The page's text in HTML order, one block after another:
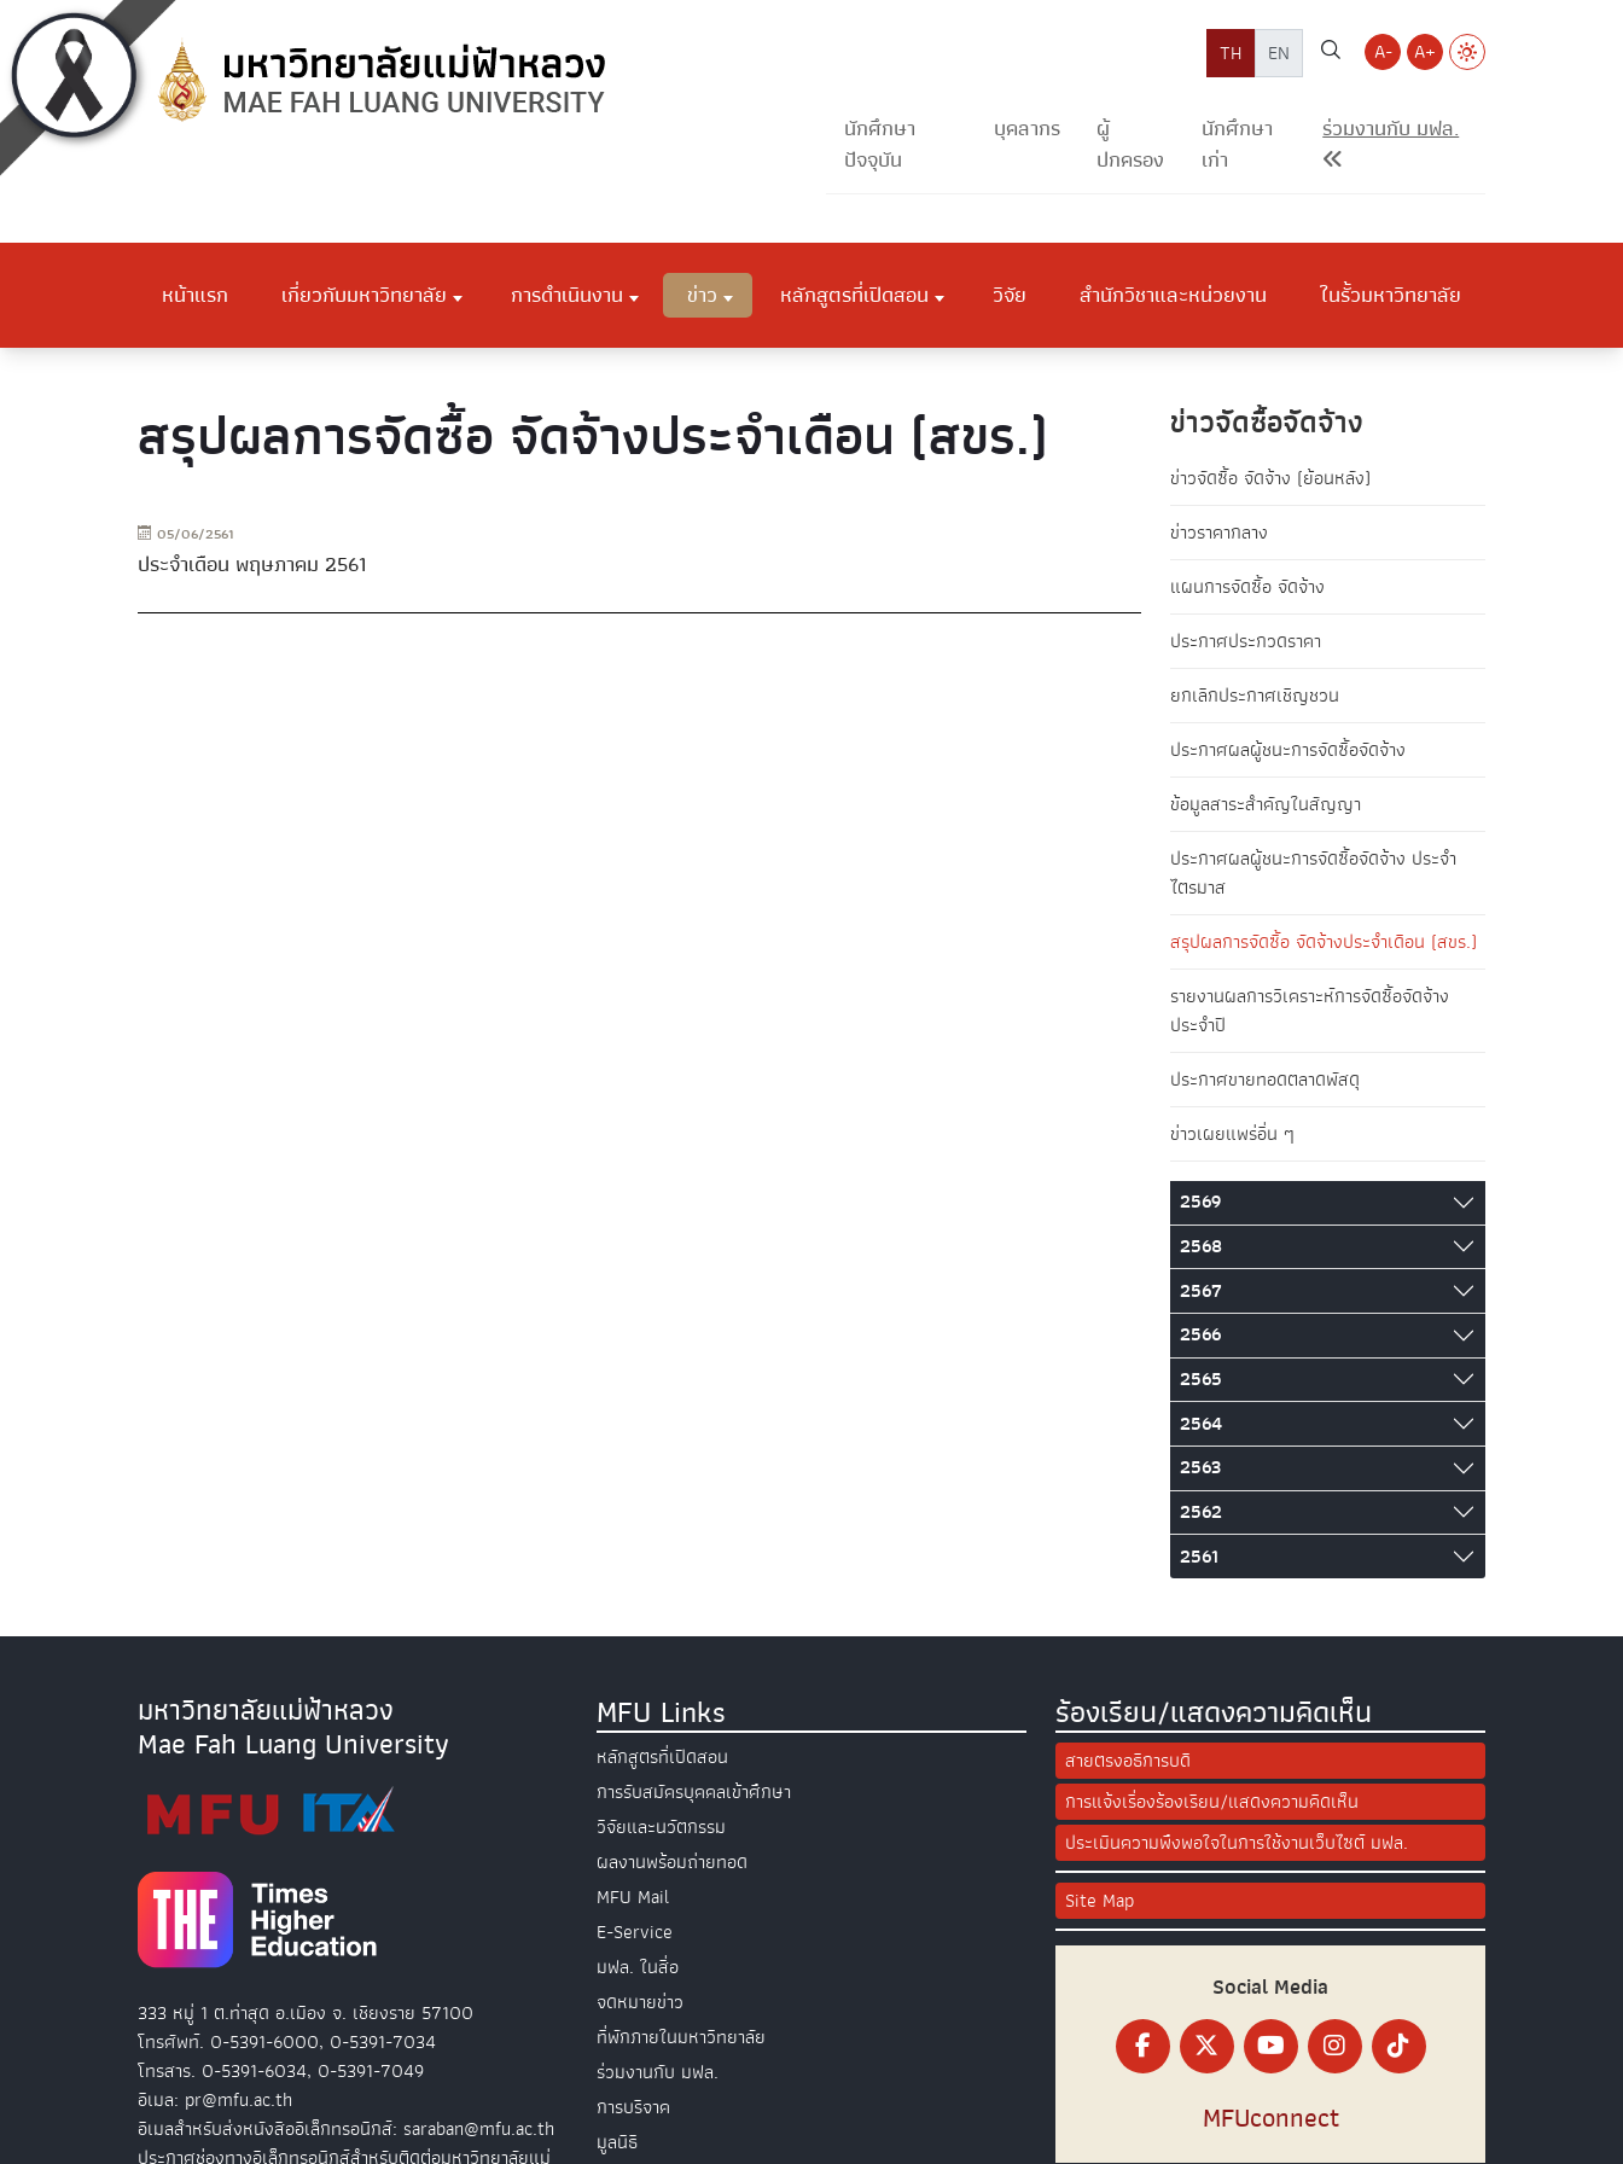
TH EN A- A+
นักศึกษา
ปัจจุบัน
บุคลากร
ผู้
ปกครอง
นักศึกษา
เก่า
ร่วมงานกับ มฟล.
หน้าแรก เกี่ยวกับมหาวิทยาลัย การดำเนินงาน ข่าว หลักสูตรที่เปิดสอน วิจัย สำนักวิชาและหน่วยงาน ในรั้วมหาวิทยาลัย
สรุปผลการจัดซื้อ จัดจ้างประจำเดือน (สขร.)
05/06/2561
ประจำเดือน พฤษภาคม 2561
ข่าวจัดซื้อจัดจ้าง
ข่าวจัดซื้อ จัดจ้าง (ย้อนหลัง)
ข่าวราคากลาง
แผนการจัดซื้อ จัดจ้าง
ประกาศประกวดราคา
ยกเลิกประกาศเชิญชวน
ประกาศผลผู้ชนะการจัดซื้อจัดจ้าง
ข้อมูลสาระสำคัญในสัญญา
ประกาศผลผู้ชนะการจัดซื้อจัดจ้าง ประจำ
ไตรมาส
สรุปผลการจัดซื้อ จัดจ้างประจำเดือน (สขร.)
รายงานผลการวิเคราะห์การจัดซื้อจัดจ้าง
ประจำปี
ประกาศขายทอดตลาดพัสดุ
ข่าวเผยแพร่อื่น ๆ
2569
2568
2567
2566
2565
2564
2563
2562
2561
มหาวิทยาลัยแม่ฟ้าหลวง
Mae Fah Luang University
333 หมู่ 1 ต.ท่าสุด อ.เมือง จ. เชียงราย 57100
โทรศัพท์. 0-5391-6000, 0-5391-7034
โทรสาร. 0-5391-6034, 0-5391-7049
อีเมล: pr@mfu.ac.th
อีเมลสำหรับส่งหนังสืออิเล็กทรอนิกส์: saraban@mfu.ac.th
ประกาศช่องทางอิเล็กทรอนิกส์สำหรับติดต่อมหาวิทยาลัยแม่
MFU Links
หลักสูตรที่เปิดสอน
การรับสมัครบุคคลเข้าศึกษา
วิจัยและนวัตกรรม
ผลงานพร้อมถ่ายทอด
MFU Mail
E-Service
มฟล. ในสื่อ
จดหมายข่าว
ที่พักภายในมหาวิทยาลัย
ร่วมงานกับ มฟล.
การบริจาค
มูลนิธิ
ร้องเรียน/แสดงความคิดเห็น
สายตรงอธิการบดี
การแจ้งเรื่องร้องเรียน/แสดงความคิดเห็น
ประเมินความพึงพอใจในการใช้งานเว็บไซต์ มฟล.
Site Map
Social Media
MFUconnect